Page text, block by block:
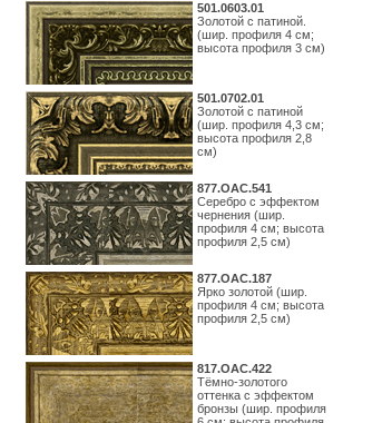
501.0603.01
Золотой с патиной.
(шир. профиля 4 см;
высота профиля 3 см)
501.0702.01
Золотой с патиной
(шир. профиля 4,3 см;
высота профиля 2,8
см)
877.ОАС.541
Серебро с эффектом
чернения (шир.
профиля 4 см; высота
профиля 2,5 см)
877.ОАС.187
Ярко золотой (шир.
профиля 4 см; высота
профиля 2,5 см)
817.ОАС.422
Тёмно-золотого
оттенка с эффектом
бронзы (шир. профиля